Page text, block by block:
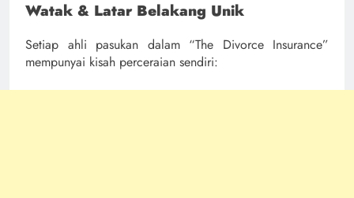
Watak & Latar Belakang Unik
Setiap ahli pasukan dalam “The Divorce Insurance”
mempunyai kisah perceraian sendiri: